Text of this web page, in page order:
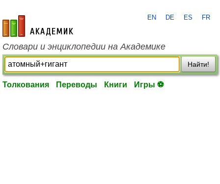
academic.ru
EN DE ES FR
Словари и энциклопедии на Академике
Найти!
Толкования Переводы Книги Игры ⚽